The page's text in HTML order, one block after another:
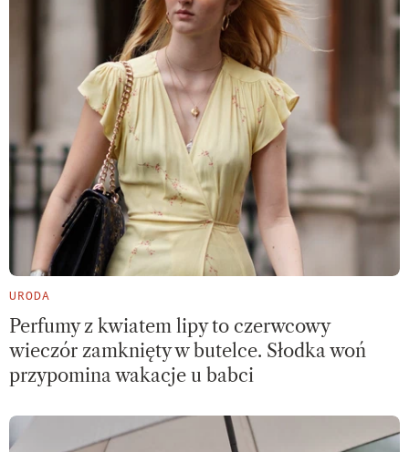
URODA
Perfumy z kwiatem lipy to czerwcowy
wieczór zamknięty w butelce. Słodka woń
przypomina wakacje u babci